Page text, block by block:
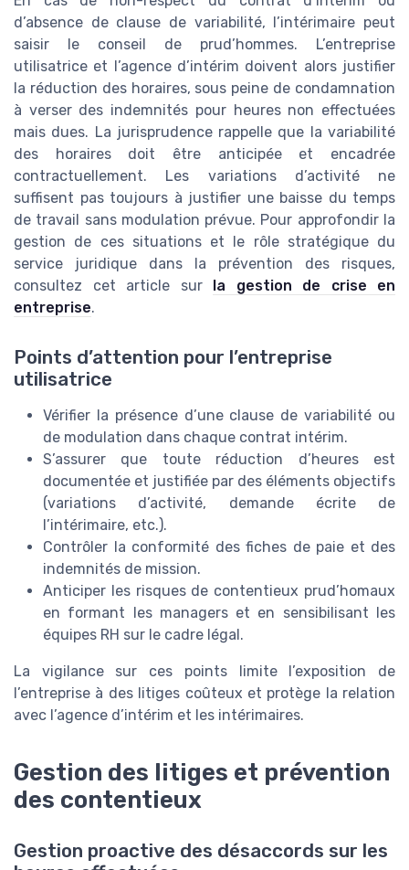
d’absence de clause de variabilité, l’intérimaire peut
saisir le conseil de prud’hommes. L’entreprise
utilisatrice et l’agence d’intérim doivent alors justifier
la réduction des horaires, sous peine de condamnation
à verser des indemnités pour heures non effectuées
mais dues. La jurisprudence rappelle que la variabilité
des horaires doit être anticipée et encadrée
contractuellement. Les variations d’activité ne
suffisent pas toujours à justifier une baisse du temps
de travail sans modulation prévue. Pour approfondir la
gestion de ces situations et le rôle stratégique du
service juridique dans la prévention des risques,
consultez cet article sur
la gestion de crise en
entreprise.
Points d’attention pour l’entreprise
utilisatrice
Vérifier la présence d’une clause de variabilité ou
de modulation dans chaque contrat intérim.
S’assurer que toute réduction d’heures est
documentée et justifiée par des éléments objectifs
(variations d’activité, demande écrite de
l’intérimaire, etc.).
Contrôler la conformité des fiches de paie et des
indemnités de mission.
Anticiper les risques de contentieux prud’homaux
en formant les managers et en sensibilisant les
équipes RH sur le cadre légal.
La vigilance sur ces points limite l’exposition de
l’entreprise à des litiges coûteux et protège la relation
avec l’agence d’intérim et les intérimaires.
Gestion des litiges et prévention
des contentieux
Gestion proactive des désaccords sur les